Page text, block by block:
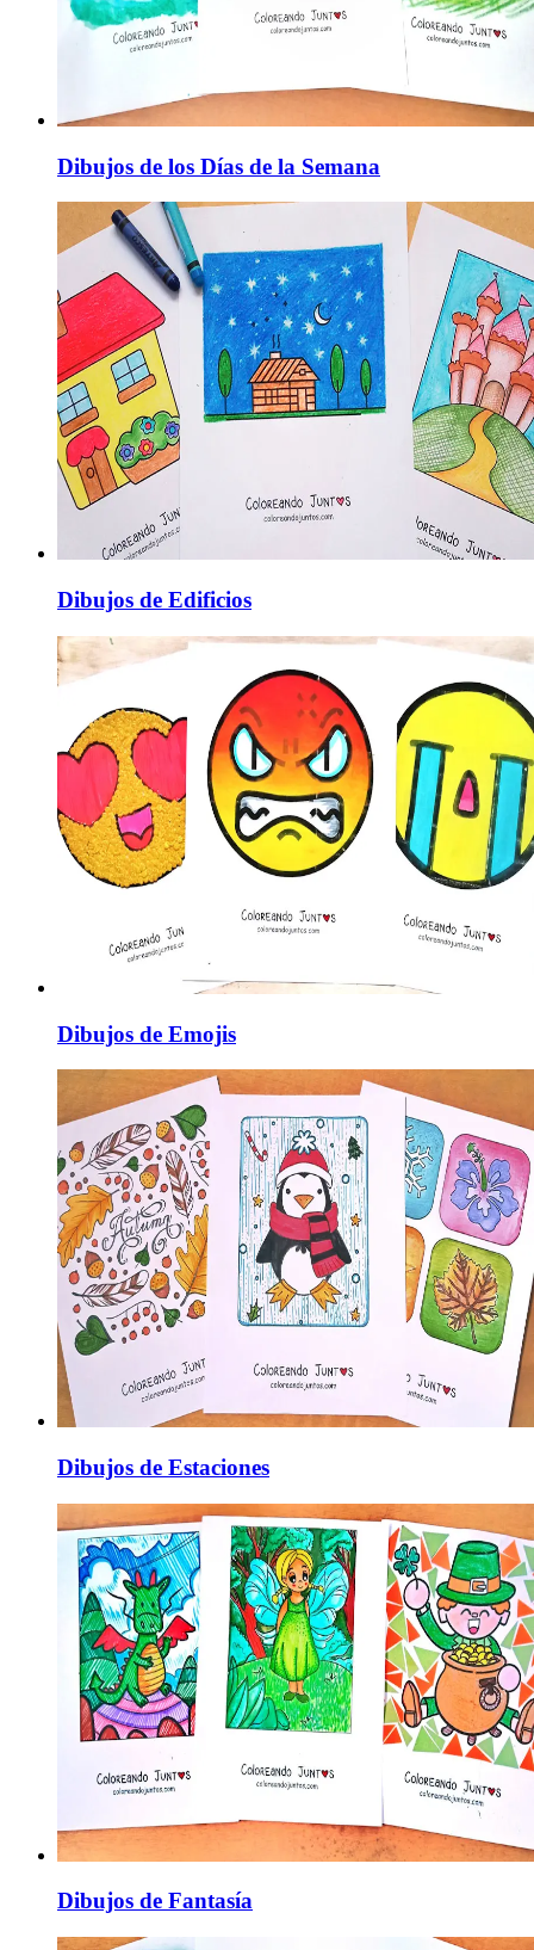
Dibujos de los Días de la Semana
Dibujos de Edificios
Dibujos de Emojis
Dibujos de Estaciones
Dibujos de Fantasía